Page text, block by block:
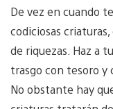
De vez en cuando
codiciosas
de riquezas. Haz a
trasgo con tesoro y
No obstante hay